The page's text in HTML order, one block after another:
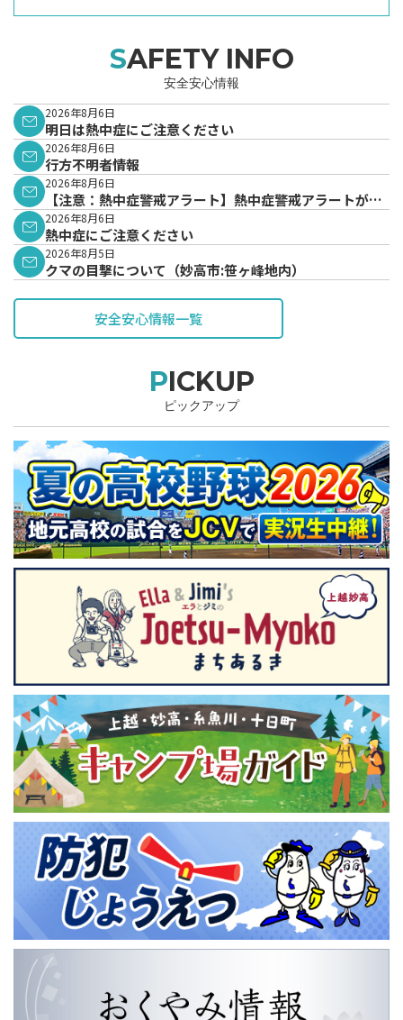
SAFETY INFO
安全安心情報
2026年8月6日
明日は熱中症にご注意ください
2026年8月6日
行方不明者情報
2026年8月6日
【注意：熱中症警戒アラート】熱中症警戒アラートが発
表されています。
2026年8月6日
熱中症にご注意ください
2026年8月5日
クマの目撃について（妙高市:笹ヶ峰地内）
安全安心情報一覧
PICKUP
ピックアップ